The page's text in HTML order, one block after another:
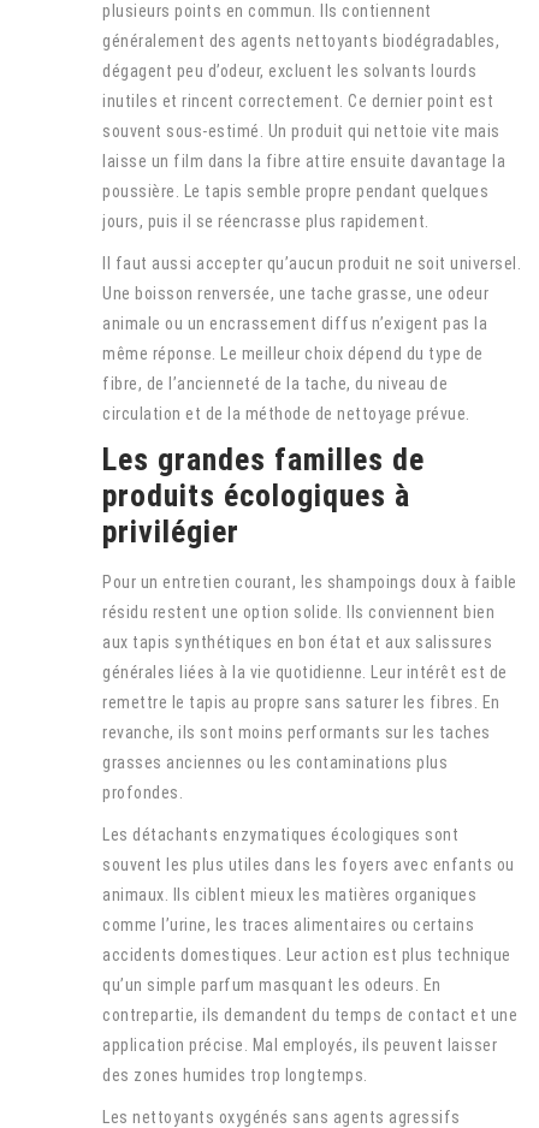
plusieurs points en commun. Ils contiennent
généralement des agents nettoyants biodégradables,
dégagent peu d’odeur, excluent les solvants lourds
inutiles et rincent correctement. Ce dernier point est
souvent sous-estimé. Un produit qui nettoie vite mais
laisse un film dans la fibre attire ensuite davantage la
poussière. Le tapis semble propre pendant quelques
jours, puis il se réencrasse plus rapidement.
Il faut aussi accepter qu’aucun produit ne soit universel.
Une boisson renversée, une tache grasse, une odeur
animale ou un encrassement diffus n’exigent pas la
même réponse. Le meilleur choix dépend du type de
fibre, de l’ancienneté de la tache, du niveau de
circulation et de la méthode de nettoyage prévue.
Les grandes familles de
produits écologiques à
privilégier
Pour un entretien courant, les shampoings doux à faible
résidu restent une option solide. Ils conviennent bien
aux tapis synthétiques en bon état et aux salissures
générales liées à la vie quotidienne. Leur intérêt est de
remettre le tapis au propre sans saturer les fibres. En
revanche, ils sont moins performants sur les taches
grasses anciennes ou les contaminations plus
profondes.
Les détachants enzymatiques écologiques sont
souvent les plus utiles dans les foyers avec enfants ou
animaux. Ils ciblent mieux les matières organiques
comme l’urine, les traces alimentaires ou certains
accidents domestiques. Leur action est plus technique
qu’un simple parfum masquant les odeurs. En
contrepartie, ils demandent du temps de contact et une
application précise. Mal employés, ils peuvent laisser
des zones humides trop longtemps.
Les nettoyants oxygénés sans agents agressifs